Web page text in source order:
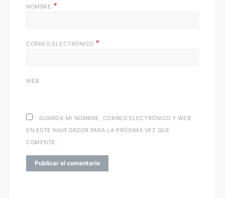
NOMBRE *
CORREO ELECTRÓNICO *
WEB
GUARDA MI NOMBRE, CORREO ELECTRÓNICO Y WEB
EN ESTE NAVEGADOR PARA LA PRÓXIMA VEZ QUE
COMENTE.